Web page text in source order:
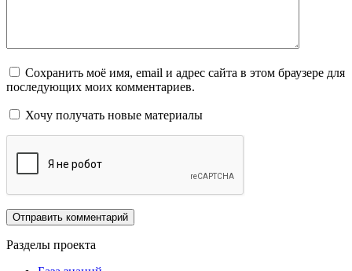
Сохранить моё имя, email и адрес сайта в этом браузере для
последующих моих комментариев.
Хочу получать новые материалы
Разделы проекта